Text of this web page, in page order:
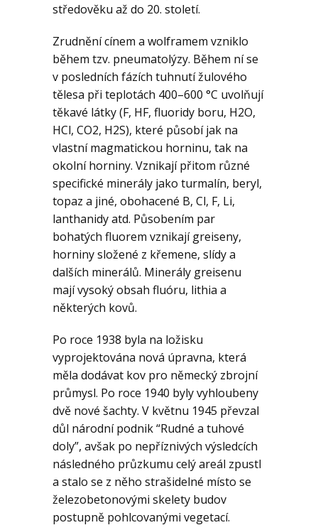
Geologie
Kontakt
středověku až do 20. století.
Zrudnění cínem a wolframem vzniklo
během tzv. pneumatolýzy. Během ní se
v posledních fázích tuhnutí žulového
tělesa při teplotách 400–600 °C uvolňují
těkavé látky (F, HF, fluoridy boru, H2O,
HCl, CO2, H2S), které působí jak na
vlastní magmatickou horninu, tak na
okolní horniny. Vznikají přitom různé
specifické minerály jako turmalín, beryl,
topaz a jiné, obohacené B, Cl, F, Li,
lanthanidy atd. Působením par
bohatých fluorem vznikají greiseny,
horniny složené z křemene, slídy a
dalších minerálů. Minerály greisenu
mají vysoký obsah fluóru, lithia a
některých kovů.
Po roce 1938 byla na ložisku
vyprojektována nová úpravna, která
měla dodávat kov pro německý zbrojní
průmysl. Po roce 1940 byly vyhloubeny
dvě nové šachty. V květnu 1945 převzal
důl národní podnik “Rudné a tuhové
doly”, avšak po nepříznivých výsledcích
následného průzkumu celý areál zpustl
a stalo se z něho strašidelné místo se
železobetonovými skelety budov
postupně pohlcovanými vegetací.